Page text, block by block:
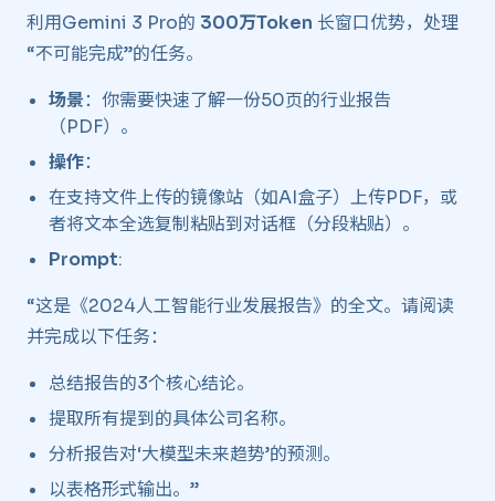
利用Gemini 3 Pro的 300万Token 长窗口优势，处理
“不可能完成”的任务。
场景：你需要快速了解一份50页的行业报告
（PDF）。
操作：
在支持文件上传的镜像站（如AI盒子）上传PDF，或
者将文本全选复制粘贴到对话框（分段粘贴）。
Prompt:
“这是《2024人工智能行业发展报告》的全文。请阅读
并完成以下任务：
总结报告的3个核心结论。
提取所有提到的具体公司名称。
分析报告对‘大模型未来趋势’的预测。
以表格形式输出。”